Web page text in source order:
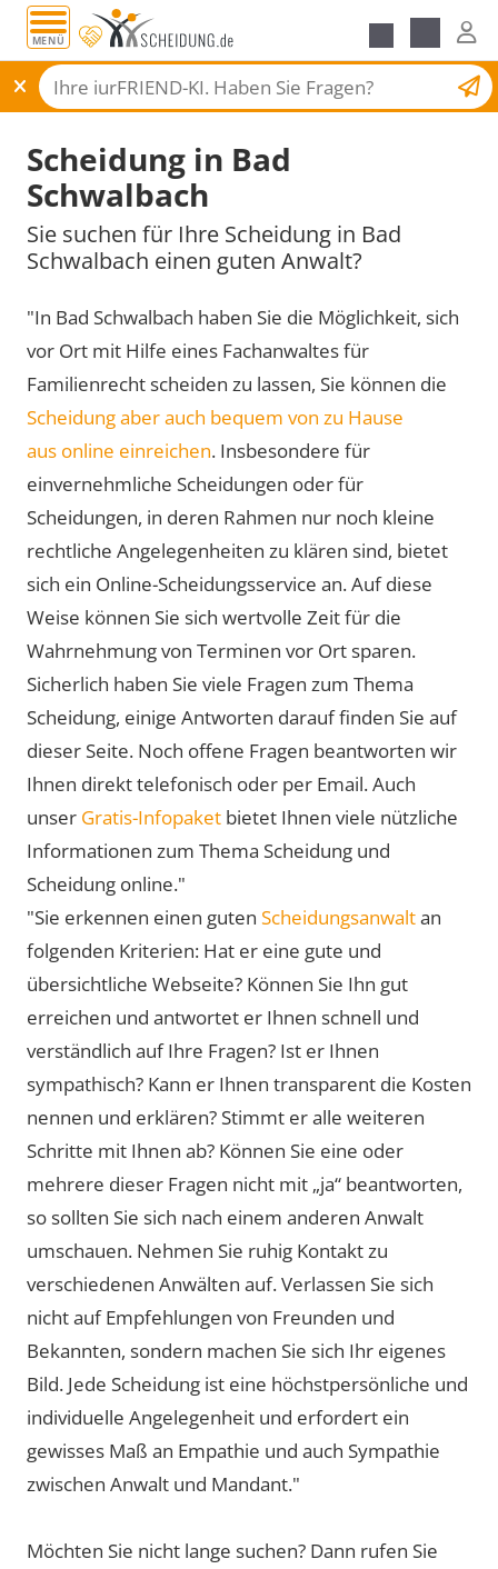
MENÜ
Scheidungsantrag
Scheidung in Bad
Schwalbach
Sie suchen für Ihre Scheidung in Bad
Schwalbach einen guten Anwalt?
"In Bad Schwalbach haben Sie die Möglichkeit, sich
vor Ort mit Hilfe eines Fachanwaltes für
Familienrecht scheiden zu lassen, Sie können die
Scheidung aber auch bequem von zu Hause
aus online einreichen. Insbesondere für
einvernehmliche Scheidungen oder für
Scheidungen, in deren Rahmen nur noch kleine
rechtliche Angelegenheiten zu klären sind, bietet
sich ein Online-Scheidungsservice an. Auf diese
Weise können Sie sich wertvolle Zeit für die
Wahrnehmung von Terminen vor Ort sparen.
Sicherlich haben Sie viele Fragen zum Thema
Scheidung, einige Antworten darauf finden Sie auf
dieser Seite. Noch offene Fragen beantworten wir
Ihnen direkt telefonisch oder per Email. Auch
unser Gratis-Infopaket bietet Ihnen viele nützliche
Informationen zum Thema Scheidung und
Scheidung online."
"Sie erkennen einen guten Scheidungsanwaltan
folgenden Kriterien: Hat er eine gute und
übersichtliche Webseite? Können Sie Ihn gut
erreichen und antwortet er Ihnen schnell und
verständlich auf Ihre Fragen? Ist er Ihnen
sympathisch? Kann er Ihnen transparent die Kosten
nennen und erklären? Stimmt er alle weiteren
Schritte mit Ihnen ab? Können Sie eine oder
mehrere dieser Fragen nicht mit „ja“ beantworten,
so sollten Sie sich nach einem anderen Anwalt
umschauen. Nehmen Sie ruhig Kontakt zu
verschiedenen Anwälten auf. Verlassen Sie sich
nicht auf Empfehlungen von Freunden und
Bekannten, sondern machen Sie sich Ihr eigenes
Bild. Jede Scheidung ist eine höchstpersönliche und
individuelle Angelegenheit und erfordert ein
gewisses Maß an Empathie und auch Sympathie
zwischen Anwalt und Mandant."
Möchten Sie nicht lange suchen? Dann rufen Sie